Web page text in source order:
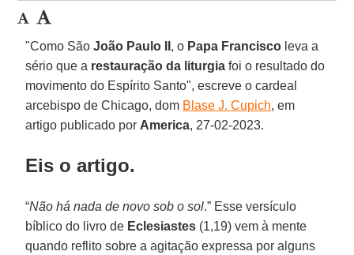
"Como SãoJoão Paulo II , o Papa Francisco leva a
sério que a restauração da liturgia foi o resultado do
movimento do Espírito Santo", escreve o cardeal
arcebispo de Chicago, dom Blase J. Cupich, em
artigo publicado por America, 27-02-2023.
Eis o artigo.
“Não há nada de novo sob o sol.” Esse versículo
bíblico do livro de Eclesiastes (1,19) vem à mente
quando reflito sobre a agitação expressa por alguns